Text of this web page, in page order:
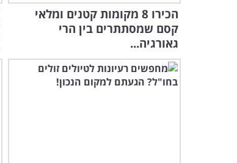
הכירו 8 מקומות קטנים ומלאי
קסם שמסתתרים בין הרי
גאורגיה...